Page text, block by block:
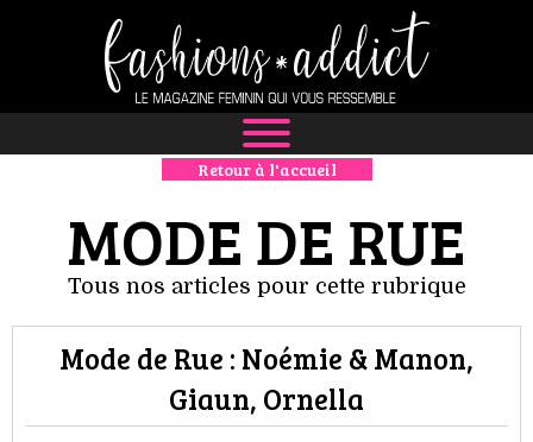
NEWS
MODE
LUXE
DÉFILÉS
BOUTIQUE
Retour à l'accueil
MODE DE RUE
Tous nos articles pour cette rubrique
Mode de Rue : Noémie & Manon,
Giaun, Ornella